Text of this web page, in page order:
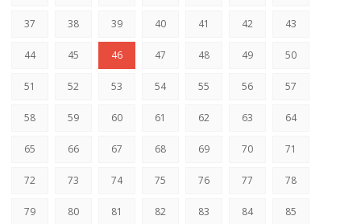
37 38 39 40 41 42 43
44 45 46 47 48 49 50
51 52 53 54 55 56 57
58 59 60 61 62 63 64
65 66 67 68 69 70 71
72 73 74 75 76 77 78
79 80 81 82 83 84 85